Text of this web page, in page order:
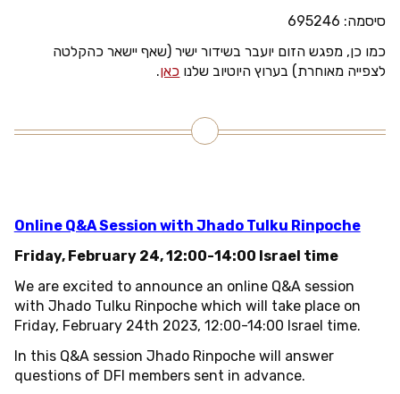
סיסמה: 695246
כמו כן, מפגש הזום יועבר בשידור ישיר (שאף יישאר כהקלטה
לצפייה מאוחרת) בערוץ היוטיוב שלנו כאן.
Online Q&A Session with Jhado Tulku Rinpoche
Friday, February 24, 12:00-14:00 Israel time
We are excited to announce an online Q&A session
with Jhado Tulku Rinpoche which will take place on
Friday, February 24th 2023, 12:00-14:00 Israel time.
In this Q&A session Jhado Rinpoche will answer
questions of DFI members sent in advance.